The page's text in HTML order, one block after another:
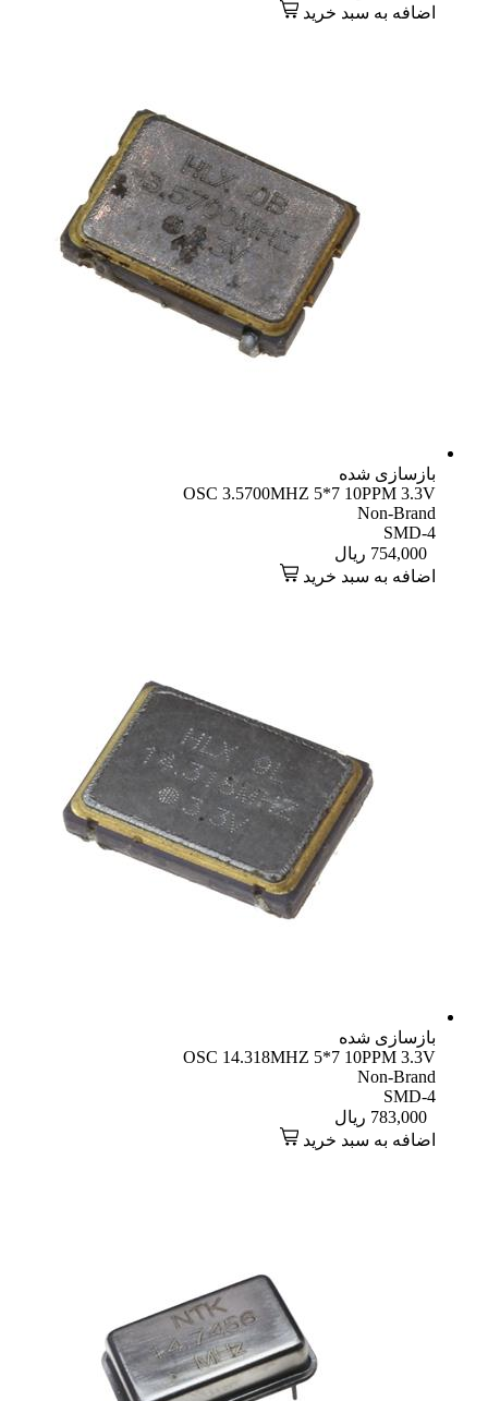
اضافه به سبد خرید
بازسازی شده
OSC 3.5700MHZ 5*7 10PPM 3.3V
Non-Brand
SMD-4
754,000 ریال
اضافه به سبد خرید
بازسازی شده
OSC 14.318MHZ 5*7 10PPM 3.3V
Non-Brand
SMD-4
783,000 ریال
اضافه به سبد خرید